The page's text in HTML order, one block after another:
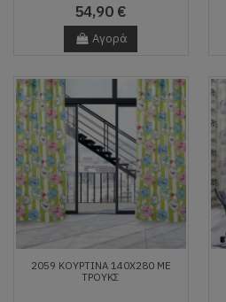
54,90 €
Αγορά
2059 ΚΟΥΡΤΙΝΑ 140Χ280 ΜΕ
ΤΡΟΥΚΣ